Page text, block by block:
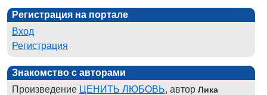
Регистрация на портале
Вход
Регистрация
Знакомство с авторами
Произведение ЦЕНИТЬ ЛЮБОВЬ, автор Лика